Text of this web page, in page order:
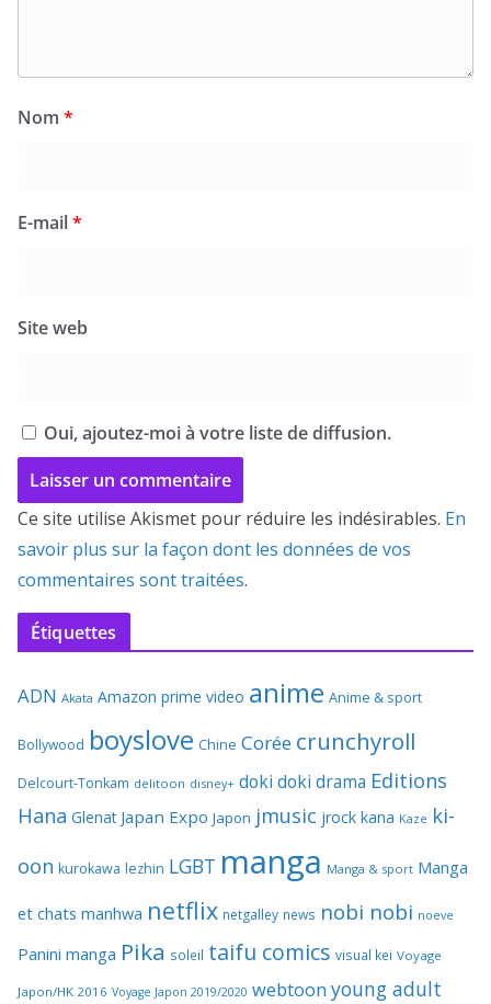
Nom *
E-mail*
Site web
Oui, ajoutez-moi à votre liste de diffusion.
Ce site utilise Akismet pour réduire les indésirables. En
savoir plus sur la façon dont les données de vos
commentaires sont traitées.
Étiquettes
ADN Akata Amazon prime video anime Anime & sport
Bollywood boyslove Chine Corée crunchyroll
Delcourt-Tonkam delitoon disney+ doki doki drama Editions
Hana Glenat Japan Expo Japon jmusic jrock kana Kaze ki-
oon kurokawa lezhin LGBT manga Manga & sport Manga
et chats manhwa netflix netgalley news nobi nobi noeve
Panini manga Pika soleil taifu comics visual kei Voyage
Japon/HK 2016 Voyage Japon 2019/2020 webtoon young adult